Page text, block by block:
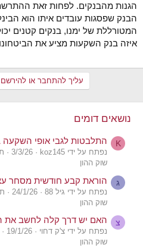
הגנות מהבנקים. לפחות זאת
הבנק שפסגות עובדים איתו הוא
המטורללת של ימנו, בנקים קטנים
איזה בנק השקעות מציע את
עליך להתחבר או להירשם
נושאים דומים
K התלבטות לגבי אופי
נפתח על ידי koz145 3/3/26
שוק ההון
ג הוראת קבע חודשית מסחר
נפתח על ידי גיל 88 24/1/26
שוק ההון
צ האם יש דרך קלה לחשב את
נפתח על ידי צ'ק דחוי 19/1/26
שוק ההון